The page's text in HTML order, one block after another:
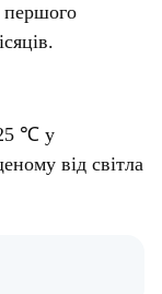
першого
25 ℃ у
від світла